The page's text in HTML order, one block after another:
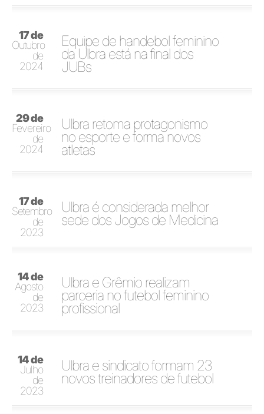
17 de
Outubro
de
2024
Equipe de handebol feminino
da Ulbra está na final dos
JUBs
29 de
Fevereiro
de
2024
Ulbra retoma protagonismo
no esporte e forma novos
atletas
17 de
Setembro
de
2023
Ulbra é considerada melhor
sede dos Jogos de Medicina
14 de
Agosto
de
2023
Ulbra e Grêmio realizam
parceria no futebol feminino
profissional
14 de
Julho
de
2023
Ulbra e sindicato formam 23
novos treinadores de futebol